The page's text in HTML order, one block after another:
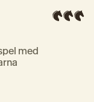
med